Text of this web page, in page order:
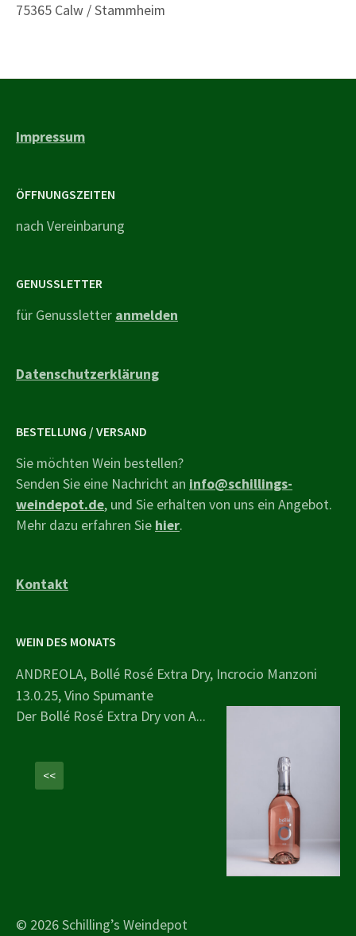
75365 Calw / Stammheim
Impressum
ÖFFNUNGSZEITEN
nach Vereinbarung
GENUSSLETTER
für Genussletter anmelden
Datenschutzerklärung
BESTELLUNG / VERSAND
Sie möchten Wein bestellen?
Senden Sie eine Nachricht an info@schillings-
weindepot.de, und Sie erhalten von uns ein Angebot.
Mehr dazu erfahren Sie hier.
Kontakt
WEIN DES MONATS
ANDREOLA, Bollé Rosé Extra Dry, Incrocio Manzoni
13.0.25, Vino Spumante
Der Bollé Rosé Extra Dry von A...
<<
© 2026 Schilling’s Weindepot